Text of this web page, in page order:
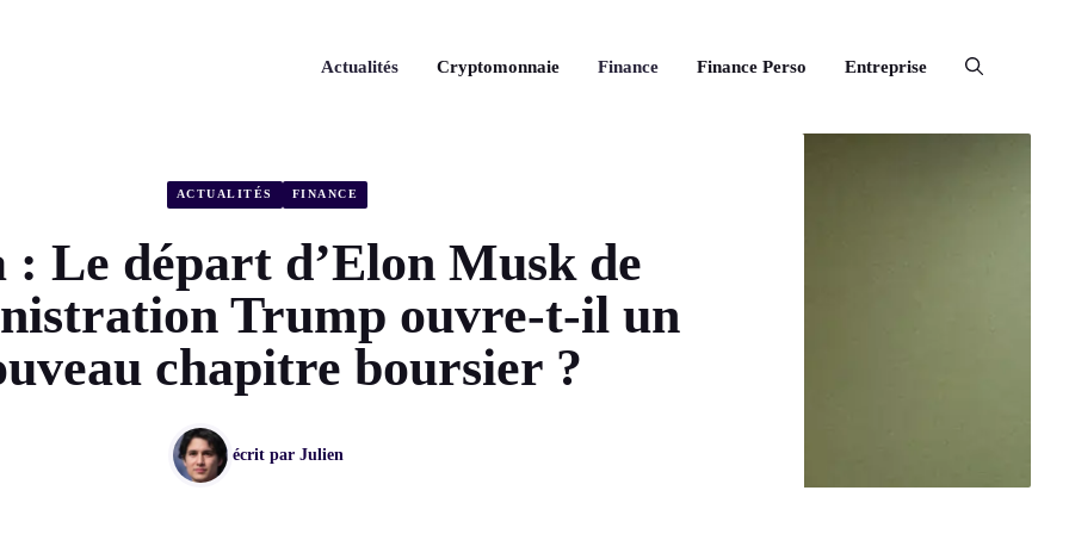
Actualités Cryptomonnaie Finance Finance Perso Entreprise
ACTUALITÉS FINANCE
: Le départ d’Elon Musk de
Trump ouvre-t-il un
chapitre boursier ?
écrit par Julien